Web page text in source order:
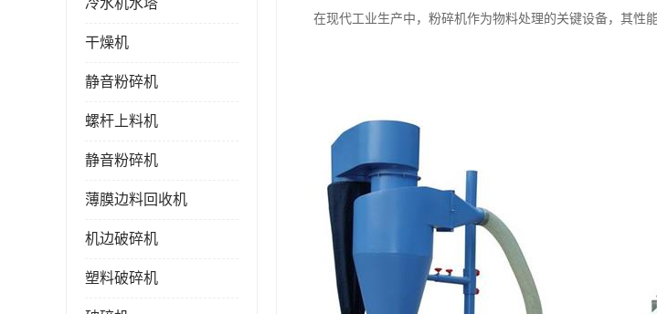
冷水机水塔
干燥机
静音粉碎机
螺杆上料机
静音粉碎机
薄膜边料回收机
机边破碎机
塑料破碎机
在现代工业生产中，粉碎机作为物料处理的关键设备，其性